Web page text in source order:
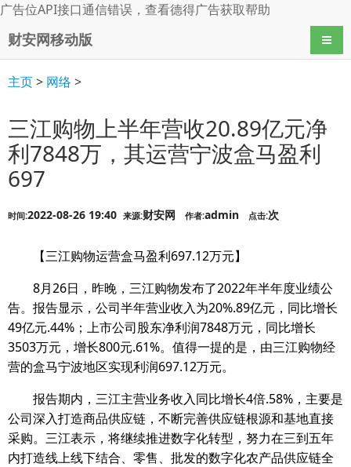
广告位API接口通信错误，查看德得广告获取帮助
财安网移动版 导航
主页> 网络>
三江购物上半年营收20.89亿元净
利7848万，其运营宁波盒马盈利
697
时间:2022-08-26 19:40 来源:财安网 作者:admin 点击:次
【三江购物运营盒马盈利697.12万元】
8月26日，昨晚，三江购物发布了2022年半年度业绩公
告。报告显示，公司半年营业收入为20%.89亿元，同比增长
49亿元.44%；上市公司股东净利润7848万元，同比增长
3503万元，增长800元.61%。值得一提的是，由三江购物经
营的盒马宁波地区实现利润697.12万元。
报告期内，三江主营业务收入同比增长4倍.58%，主要是
公司深入打造商品供应链，不断完善供应链根源和基地直接
采购。三江表示，将继续推进数字化转型，努力在三到五年
内打造线上线下结合、零售、批发的数字化农产品供应链全